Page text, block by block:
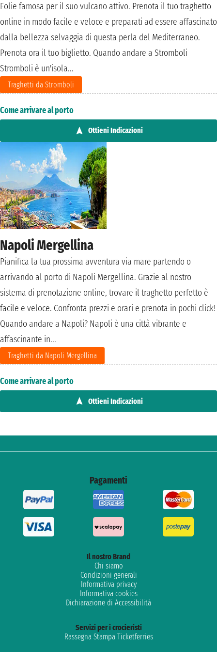
Eolie famosa per il suo vulcano attivo. Prenota il tuo traghetto
online in modo facile e veloce e preparati ad essere affascinato
dalla bellezza selvaggia di questa perla del Mediterraneo.
Prenota ora il tuo biglietto. Quando andare a Stromboli
Stromboli è un'isola...
Traghetti da Stromboli
Come arrivare al porto
Ottieni Indicazioni
Napoli Mergellina
Pianifica la tua prossima avventura via mare partendo o
arrivando al porto di Napoli Mergellina. Grazie al nostro
sistema di prenotazione online, trovare il traghetto perfetto è
facile e veloce. Confronta prezzi e orari e prenota in pochi click!
Quando andare a Napoli? Napoli è una città vibrante e
affascinante in...
Traghetti da Napoli Mergellina
Come arrivare al porto
Ottieni Indicazioni
Pagamenti
Il nostro Brand
Chi siamo
Condizioni generali
Informativa privacy
Informativa cookies
Dichiarazione di Accessibilità
Servizi per i crocieristi
Rassegna Stampa Ticketferries